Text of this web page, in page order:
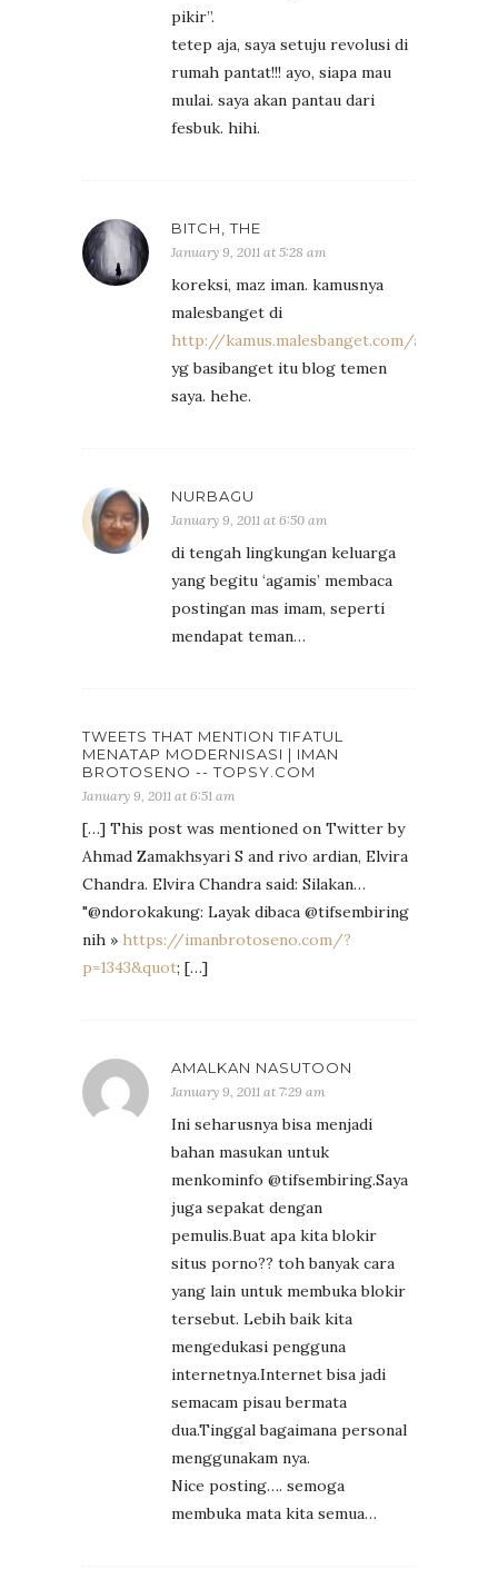
pikir”.
tetep aja, saya setuju revolusi di
rumah pantat!!! ayo, siapa mau
mulai. saya akan pantau dari
fesbuk. hihi.
BITCH, THE
January 9, 2011 at 5:28 am
koreksi, maz iman. kamusnya
malesbanget di
http://kamus.malesbanget.com/arti/
yg basibanget itu blog temen
saya. hehe.
NURBAGU
January 9, 2011 at 6:50 am
di tengah lingkungan keluarga
yang begitu ‘agamis’ membaca
postingan mas imam, seperti
mendapat teman…
TWEETS THAT MENTION TIFATUL
MENATAP MODERNISASI | IMAN
BROTOSENO -- TOPSY.COM
January 9, 2011 at 6:51 am
[…] This post was mentioned on Twitter by
Ahmad Zamakhsyari S and rivo ardian, Elvira
Chandra. Elvira Chandra said: Silakan…
"@ndorokakung: Layak dibaca @tifsembiring
nih » https://imanbrotoseno.com/?
p=1343&quot; […]
AMALKAN NASUTOON
January 9, 2011 at 7:29 am
Ini seharusnya bisa menjadi
bahan masukan untuk
menkominfo @tifsembiring.Saya
juga sepakat dengan
pemulis.Buat apa kita blokir
situs porno?? toh banyak cara
yang lain untuk membuka blokir
tersebut. Lebih baik kita
mengedukasi pengguna
internetnya.Internet bisa jadi
semacam pisau bermata
dua.Tinggal bagaimana personal
menggunakam nya.
Nice posting…. semoga
membuka mata kita semua…